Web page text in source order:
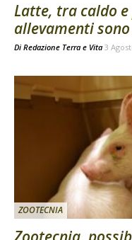
Latte, tra caldo
allevamenti
Di Redazione Terra e Vita 3
ZOOTECNIA